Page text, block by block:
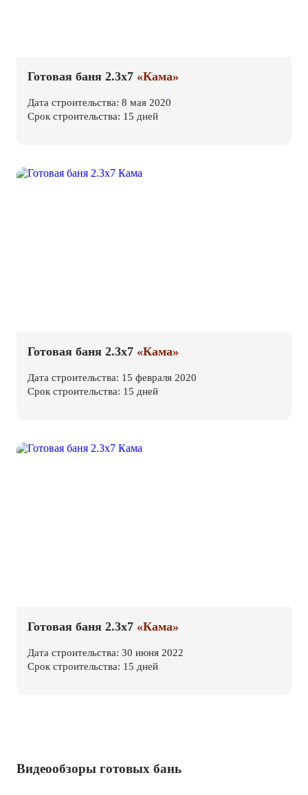
Готовая баня 2.3х7 «Кама»
Дата строительства: 8 мая 2020
Срок строительства: 15 дней
Готовая баня 2.3х7 «Кама»
Дата строительства: 15 февраля 2020
Срок строительства: 15 дней
Готовая баня 2.3х7 «Кама»
Дата строительства: 30 июня 2022
Срок строительства: 15 дней
Видеообзоры готовых бань